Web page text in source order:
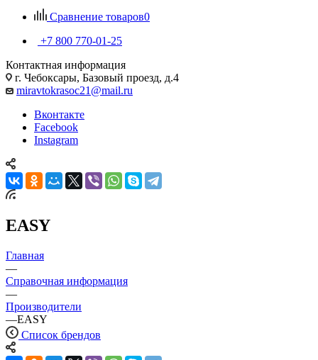
Сравнение товаров0
+7 800 770-01-25
Контактная информация
г. Чебоксары, Базовый проезд, д.4
miravtokrasoc21@mail.ru
Вконтакте
Facebook
Instagram
EASY
Главная
—
Справочная информация
—
Производители
—EASY
Список брендов